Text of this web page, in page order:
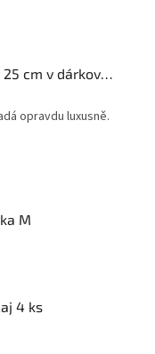
opravdu luxusně.
M
4 ks